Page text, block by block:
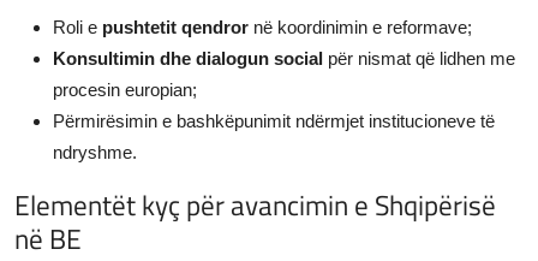
Roli e pushtetit qendror në koordinimin e reformave;
Konsultimin dhe dialogun social për nismat që lidhen me
procesin europian;
Përmirësimin e bashkëpunimit ndërmjet institucioneve të
ndryshme.
Elementët kyç për avancimin e Shqipërisë
në BE